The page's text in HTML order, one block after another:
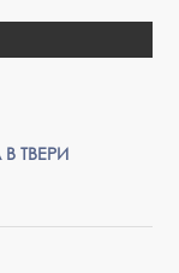
ТВЕРИ